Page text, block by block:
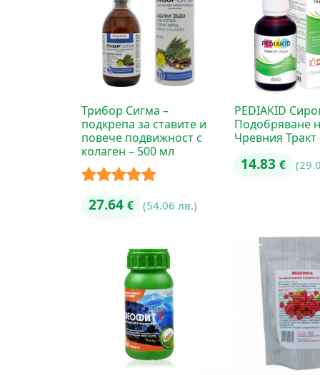
Трибор Сигма –
подкрепа за ставите и
повече подвижност с
колаген – 500 мл
Оценено с
27.64 € (54.06 лв.)
PEDIAKID
Подобряване
Чревния Тракт
14.83€